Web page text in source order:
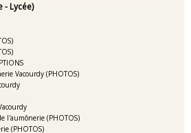
- Lycée)
Vacourdy (PHOTOS)
l'aumônerie (PHOTOS)
(PHOTOS)